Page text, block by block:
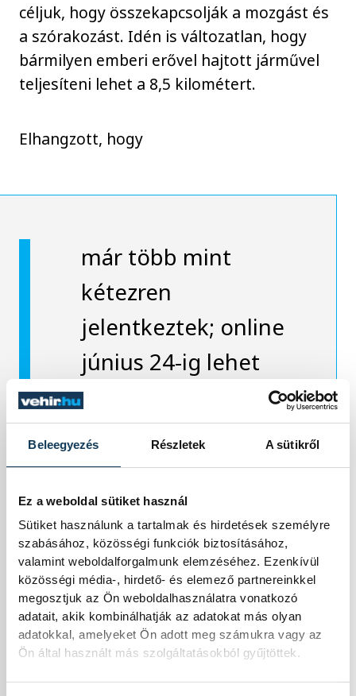
Beleegyezés Részletek A sütikről
Ez a weboldal sütiket használ
Sütiket használunk a tartalmak és hirdetések személyre
szabásához, közösségi funkciók biztosításához,
valamint weboldalforgalmunk elemzéséhez. Ezenkívül
közösségi média-, hirdető- és elemező partnereinkkel
megosztjuk az Ön weboldalhasználatra vonatkozó
adatait, akik kombinálhatják az adatokat más olyan
adatokkal, amelyeket Ön adott meg számukra vagy az
Ön által használt más szolgáltatásokból gyűjtöttek.
céljuk, hogy összekapcsolják a mozgást és
a szórakozást. Idén is változatlan, hogy
bármilyen emberi erővel hajtott járművel
teljesíteni lehet a 8,5 kilométert.
Elhangzott, hogy
már több mint
kétezren
jelentkeztek; online
június 24-ig lehet
ezt megtenni, illetve
személyesen az
esemény napján a
helyszínen. Aki
május 31-ig jelzi
indulási szándékát,
a kedvezményes
részvételi lehetőség
mellé az esemény